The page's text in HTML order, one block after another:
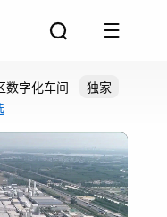
数字化车间
独家